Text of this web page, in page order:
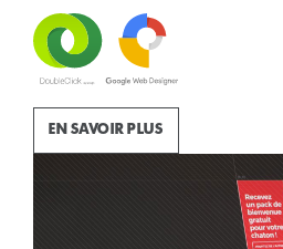
EN SAVOIR PLUS